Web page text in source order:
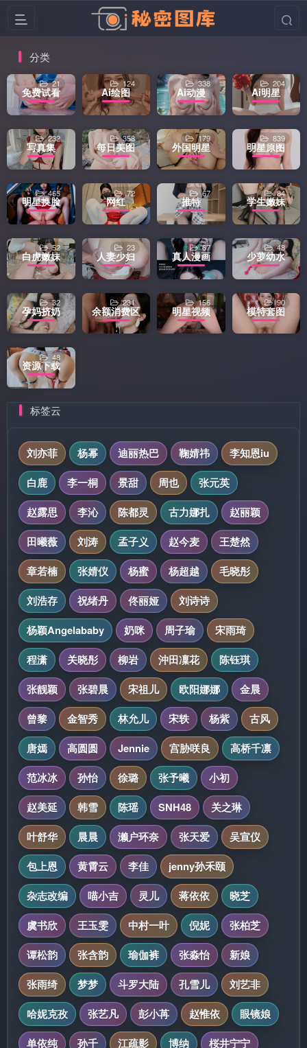
分类
免费试看
21
Ai绘图
124
Ai动漫
338
Ai明星
204
写真集
232
每日美图
358
外国明星
179
明星原图
839
明星换脸
465
网红
72
推特
67
学生嫩妹
84
白虎嫩妹
52
人妻少妇
23
真人漫画
67
少萝幼水
48
孕妈挤奶
32
余额消费区
231
明星视频
156
模特套图
90
资源下载
48
标签云
刘亦菲 杨幂 迪丽热巴 鞠婧祎
李知恩iu
白鹿
李一桐 景甜 周也
张元英
赵露思
李沁 陈都灵 古力娜扎
赵丽颖
田曦薇
刘涛 孟子义 赵今麦
王楚然
章若楠
张婧仪 杨蜜 杨超越
毛晓彤
刘浩存
祝绪丹 佟丽娅
刘诗诗
杨颖Angelababy
奶咪 周子瑜
宋雨琦
程潇
关晓彤 柳岩 沖田凜花
陈钰琪
张靓颖
张碧晨 宋祖儿 欧阳娜娜
金晨
曾黎
金智秀 林允儿 宋轶 杨紫
古风
唐嫣
高圆圆 Jennie 宫胁咲良
高桥千凛
范冰冰
孙怡 徐璐 张予曦
小初
赵美延
韩雪 陈瑶 SNH48
关之琳
叶舒华
晨晨 濑户环奈 张天爱
吴宣仪
包上恩
黄霄云 李佳
jenny孙禾颐
杂志改编
喵小吉 灵儿 蒋依依
晓芝
虞书欣
王玉雯 中村一叶 倪妮
张柏芝
谭松韵
张含韵 瑜伽裤 张淼怡
新娘
张雨绮
梦梦 斗罗大陆 孔雪儿
刘艺非
哈妮克孜
张艺凡 彭小苒 赵惟依
眼镜娘
单依纯
孙千 江疏影 博纳
桜井宁宁